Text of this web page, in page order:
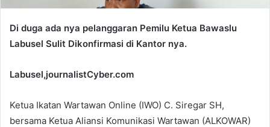
Di duga ada nya pelanggaran Pemilu Ketua Bawaslu
Labusel Sulit Dikonfirmasi di Kantor nya.
Labusel,journalistCyber.com
Ketua Ikatan Wartawan Online (IWO) C. Siregar SH,
bersama Ketua Aliansi Komunikasi Wartawan (ALKOWAR)